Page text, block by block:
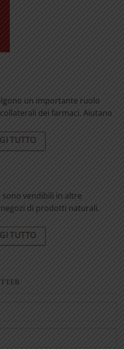
un importante ruolo
dei farmaci. Aiutano
TUTTO
vendibili in altre
di prodotti naturali.
TUTTO